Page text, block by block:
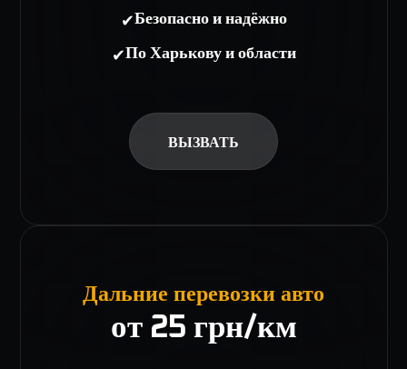
✔Безопасно и надёжно
✔По Харькову и области
ВЫЗВАТЬ
Дальние перевозки авто
от 25 грн/км